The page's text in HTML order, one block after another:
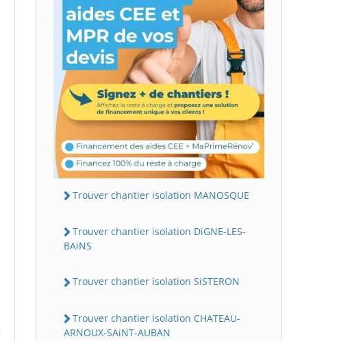
Trouver chantier isolation MANOSQUE
Trouver chantier isolation DiGNE-LES-
BAiNS
Trouver chantier isolation SiSTERON
Trouver chantier isolation CHATEAU-
ARNOUX-SAiNT-AUBAN